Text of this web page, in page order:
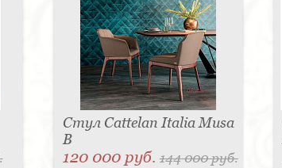
Стул Cattelan Italia Musa
B
120 000 руб. 144 000 руб.